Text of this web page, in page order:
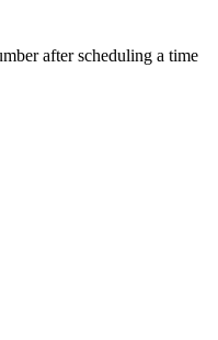
after scheduling a time